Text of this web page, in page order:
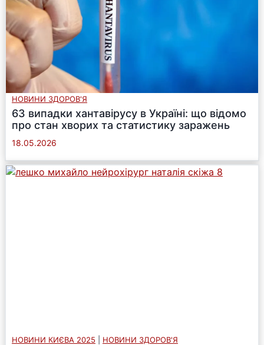
НОВИНИ ЗДОРОВ'Я
63 випадки хантавірусу в Україні: що відомо
про стан хворих та статистику заражень
18.05.2026
НОВИНИ КИЄВА 2025 НОВИНИ ЗДОРОВ'Я